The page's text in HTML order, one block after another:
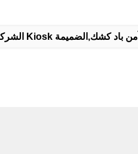
آمن باد كشك,الضميمة Kiosk الشركة